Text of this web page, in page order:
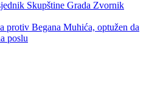
Skupštine Grada Zvornik
protiv Begana Muhića, optužen da
poslu